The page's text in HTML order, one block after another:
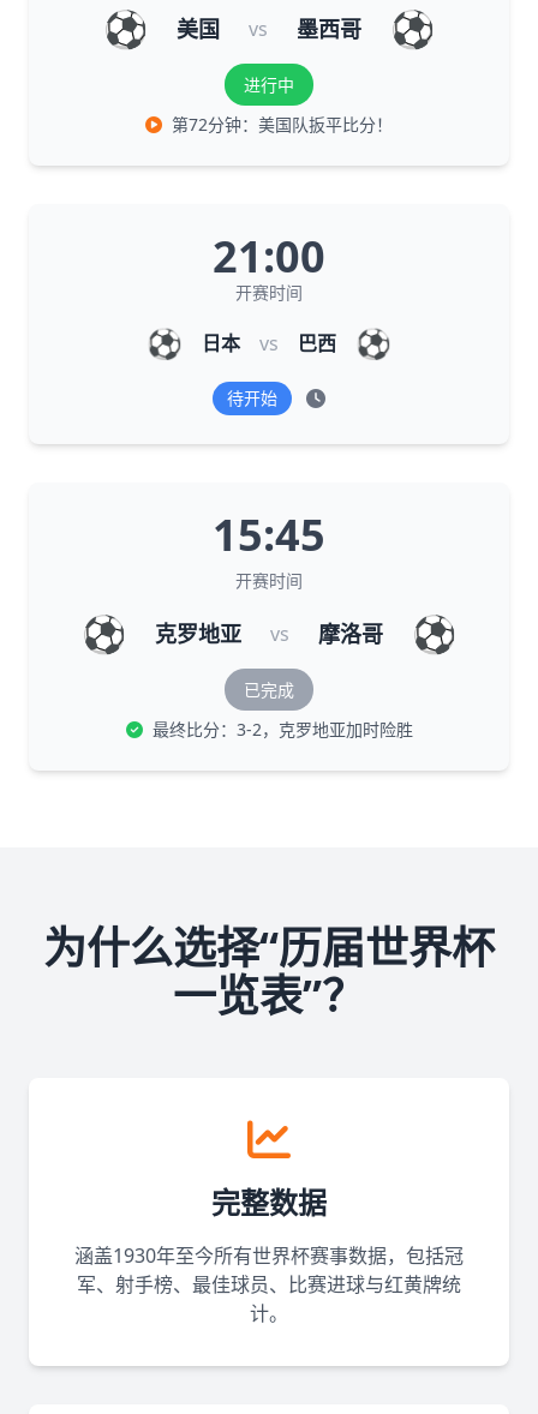
⚽ 美国 vs 墨西哥 ⚽
进行中
第72分钟：美国队扳平比分！
21:00
开赛时间
⚽ 日本 vs 巴西 ⚽
待开始
15:45
开赛时间
⚽ 克罗地亚 vs 摩洛哥 ⚽
已完成
最终比分：3-2，克罗地亚加时险胜
为什么选择“历届世界杯
一览表”？
完整数据
涵盖1930年至今所有世界杯赛事数据，包括冠
军、射手榜、最佳球员、比赛进球与红黄牌统
计。